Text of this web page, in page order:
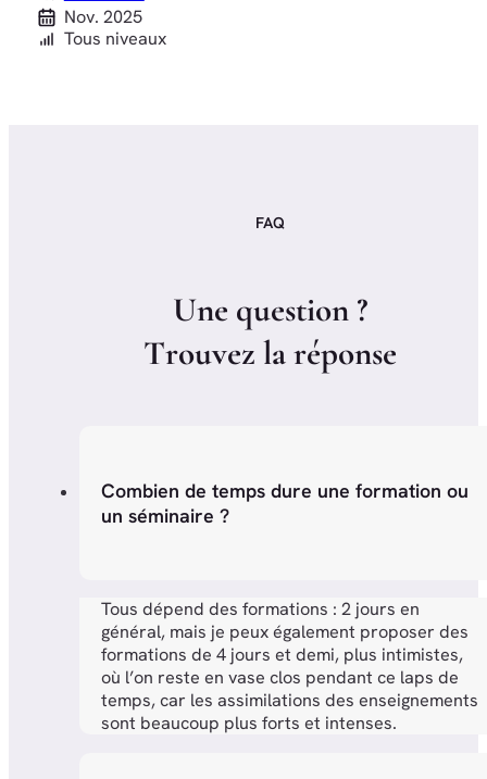
Nov. 2025
Tous niveaux
FAQ
Une question ?
Trouvez laréponse
Combien de temps dure une formation ou
un séminaire ?
Tous dépend des formations : 2 jours en
général, mais je peux également proposer des
formations de 4 jours et demi, plus intimistes,
où l’on reste en vase clos pendant ce laps de
temps, car les assimilations des enseignements
sont beaucoup plus forts et intenses.